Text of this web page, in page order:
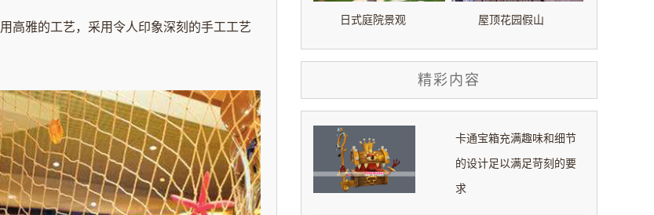
雅的工艺，采用令人印象深刻的手工工艺
日式庭院景观 屋顶花园假山
精彩内容
卡通宝箱充满趣味和细节
的设计足以满足苛刻的要
求